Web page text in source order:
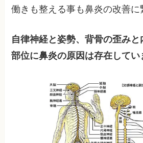
働きも整える事も鼻炎の改善に
自律神経と姿勢、背骨の歪み
部位に鼻炎の原因は存在してい